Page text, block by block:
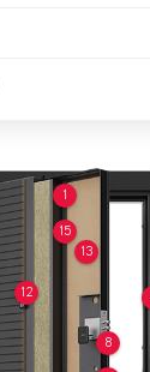
1
8
12
13
15